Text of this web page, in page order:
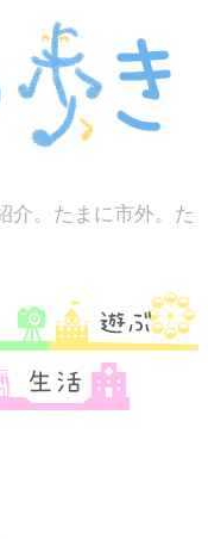
介。たまに市外。た